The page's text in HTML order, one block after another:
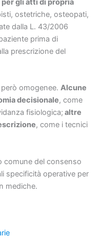
gli atti di propria
ostetriche, osteopati,
dalla L. 43/2006
prima di
prescrizione del
omogenee. Alcune
decisionale, come
fisiologica; altre
, come i tecnici
comune del consenso
specificità operative per
mediche.